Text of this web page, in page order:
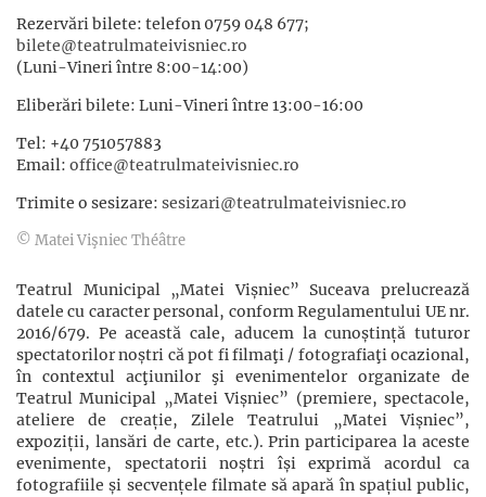
Rezervări bilete: telefon 0759 048 677;
bilete@teatrulmateivisniec.ro
(Luni-Vineri între 8:00-14:00)
Eliberări bilete: Luni-Vineri între 13:00-16:00
Tel: +40 751057883
Email: office@teatrulmateivisniec.ro
Trimite o sesizare: sesizari@teatrulmateivisniec.ro
© Matei Vişniec Théâtre
Teatrul Municipal „Matei Vișniec” Suceava prelucrează
datele cu caracter personal, conform Regulamentului UE nr.
2016/679. Pe această cale, aducem la cunoștință tuturor
spectatorilor noștri că pot fi filmaţi / fotografiaţi ocazional,
în contextul acţiunilor şi evenimentelor organizate de
Teatrul Municipal „Matei Vișniec” (premiere, spectacole,
ateliere de creație, Zilele Teatrului „Matei Vișniec”,
expoziții, lansări de carte, etc.). Prin participarea la aceste
evenimente, spectatorii noștri își exprimă acordul ca
fotografiile și secvențele filmate să apară în spațiul public,